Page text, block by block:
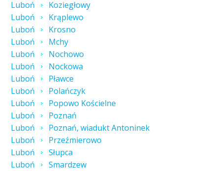
Luboń
Koziegłowy
Luboń
Krąplewo
Luboń
Krosno
Luboń
Mchy
Luboń
Nochowo
Luboń
Nockowa
Luboń
Pławce
Luboń
Polańczyk
Luboń
Popowo Kościelne
Luboń
Poznań
Luboń
Poznań, wiadukt Antoninek
Luboń
Przeźmierowo
Luboń
Słupca
Luboń
Smardzew